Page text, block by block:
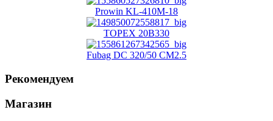
Prowin KL-410M-18
TOPEX 20B330
Fubag DC 320/50 CM2.5
Рекомендуем
Магазин